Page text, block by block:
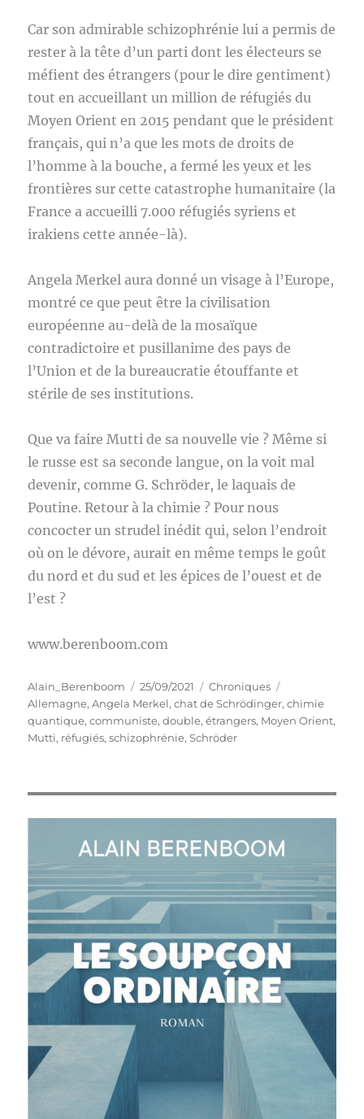
Car son admirable schizophrénie lui a permis de
rester à la tête d’un parti dont les électeurs se
méfient des étrangers (pour le dire gentiment)
tout en accueillant un million de réfugiés du
Moyen Orient en 2015 pendant que le président
français, qui n’a que les mots de droits de
l’homme à la bouche, a fermé les yeux et les
frontières sur cette catastrophe humanitaire (la
France a accueilli 7.000 réfugiés syriens et
irakiens cette année-là).
Angela Merkel aura donné un visage à l’Europe,
montré ce que peut être la civilisation
européenne au-delà de la mosaïque
contradictoire et pusillanime des pays de
l’Union et de la bureaucratie étouffante et
stérile de ses institutions.
Que va faire Mutti de sa nouvelle vie ? Même si
le russe est sa seconde langue, on la voit mal
devenir, comme G. Schröder, le laquais de
Poutine. Retour à la chimie ? Pour nous
concocter un strudel inédit qui, selon l’endroit
où on le dévore, aurait en même temps le goût
du nord et du sud et les épices de l’ouest et de
l’est ?
www.berenboom.com
Auteur
Alain_Berenboom
Publié
le
25/09/2021 Catégories
Chroniques
Allemagne,Angela Merkel,chat de Schrödinger,chimie
quantique,communiste,double,étrangers, Moyen Orient,
Mutti, réfugiés,schizophrénie,Schröder